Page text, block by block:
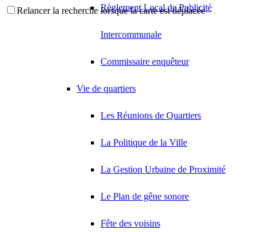
Règlement Local de Publicité
Intercommunale
Commissaire enquêteur
Vie de quartiers
Les Réunions de Quartiers
La Politique de la Ville
La Gestion Urbaine de Proximité
Le Plan de gêne sonore
Fête des voisins
BOUYGUES TELECOM
01 39 26 75 00
1 Rue Eugénie Cotton 93420 VILLEPINTE 0.18 km
KEBE MOHAMED OUMAR
0.19 km
01 42 35 20 53
Relancer la recherche lorsque la carte est déplacée